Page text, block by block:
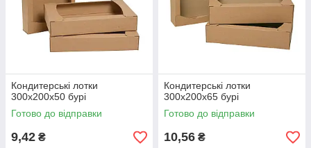
Кондитерські лотки
300х200х50 бурі
Готово до відправки
9,42 ₴
Кондитерські лотки
300х200х65 бурі
Готово до відправки
10,56 ₴